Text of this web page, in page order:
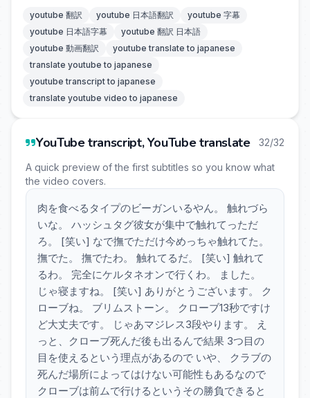
youtube 翻訳 youtube 日本語翻訳
youtube 字幕
youtube 日本語字幕
youtube 翻訳 日本語
youtube 動画翻訳
youtube translate to japanese
translate youtube to japanese
youtube transcript to japanese
translate youtube video to japanese
YouTube transcript, YouTube translate 32/32
A quick preview of the first subtitles so you know what
the video covers.
肉を食べるタイプのビーガンいるやん。 触れづら
いな。 ハッシュタグ彼女が集中で触れてっただ
ろ。 [笑い] なで撫でただけ今めっちゃ触れてた。
撫でた。 撫でたわ。 触れてるだ。 [笑い] 触れて
るわ。 完全にケルタネオンで行くわ。 ました。
じゃ寝ますね。 [笑い] ありがとうございます。 ク
ローブね。 ブリムストーン。 クローブ13秒ですけ
ど大丈夫です。 じゃあマジレス3段やります。 え
っと、クローブ死んだ後も出るんで結果 3つ目の
目を使えるという理点があるので いや、 クラブの
死んだ場所によってはけない可能性もあるなので
クローブは前ムで行けるというその勝負できると